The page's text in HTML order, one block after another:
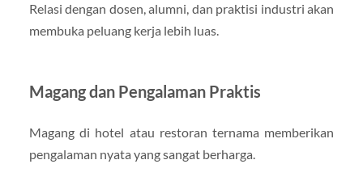
Relasi dengan dosen, alumni, dan praktisi industri akan
membuka peluang kerja lebih luas.
Magang dan Pengalaman Praktis
Magang di hotel atau restoran ternama memberikan
pengalaman nyata yang sangat berharga.